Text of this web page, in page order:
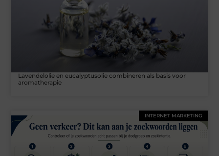
Lavendelolie en eucalyptusolie combineren als basis voor
aromatherapie
INTERNET MARKETING